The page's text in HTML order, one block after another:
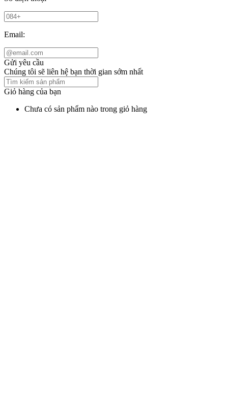
Email:
Gửi yêu cầu
Chúng tôi sẽ liên hệ bạn thời gian sớm nhất
Giỏ hàng của bạn
Chưa có sản phẩm nào trong giỏ hàng